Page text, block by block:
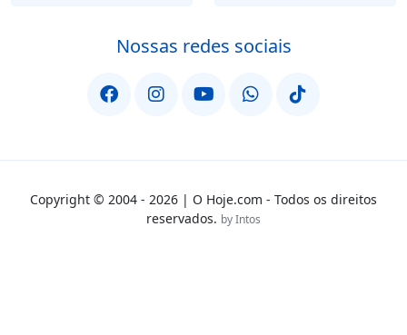
Nossas redes sociais
Copyright © 2004 - 2026 | O Hoje.com - Todos os direitos
reservados. by Intos